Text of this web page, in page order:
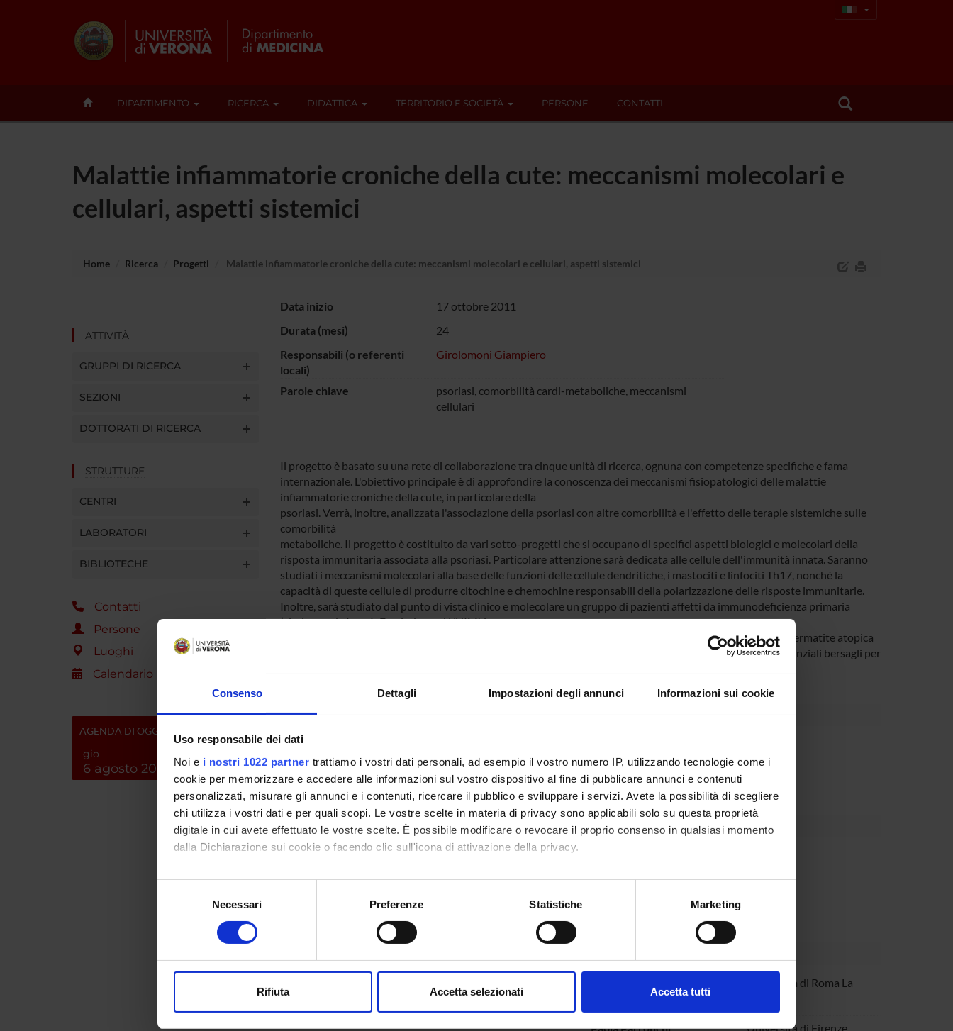
Consenso Dettagli Impostazioni degli annunci Informazioni sui cookie
Uso responsabile dei dati
Noi e i nostri 1022 partner trattiamo i vostri dati personali, ad esempio il vostro numero IP, utilizzando tecnologie come i
cookie per memorizzare e accedere alle informazioni sul vostro dispositivo al fine di pubblicare annunci e contenuti
personalizzati, misurare gli annunci e i contenuti, ricercare il pubblico e sviluppare i servizi. Avete la possibilità di scegliere
chi utilizza i vostri dati e per quali scopi. Le vostre scelte in materia di privacy sono applicabili solo su questa proprietà
digitale in cui avete effettuato le vostre scelte. È possibile modificare o revocare il proprio consenso in qualsiasi momento
dalla Dichiarazione sui cookie o facendo clic sull'icona di attivazione della privacy.
Con il tuo consenso, vorremmo anche:
raccogliere informazioni sulla tua posizione geografica, con un'approssimazione di qualche metro,
digitali).
modificare o ritirare il tuo consenso in qualsiasi momento dalla Dichiarazione sui cookie.
Necessari Preferenze Statistiche Marketing
Rifiuta Accetta selezionati Accetta tutti
DIPARTIMENTO RICERCA DIDATTICA TERRITORIO E SOCIETÀ PERSONE CONTATTI
Malattie infiammatorie croniche della cute: meccanismi molecolari e
cellulari, aspetti sistemici
Home Ricerca Progetti Malattie infiammatorie croniche della cute: meccanismi molecolari e cellulari, aspetti sistemici
ATTIVITÀ
GRUPPI DI RICERCA
SEZIONI
DOTTORATI DI RICERCA
STRUTTURE
CENTRI
LABORATORI
BIBLIOTECHE
Contatti
Persone
Luoghi
Calendario
AGENDA DI OGGI
gio
6 agosto 2026
Data inizio
17 ottobre 2011
Durata (mesi)
24
Responsabili (o referenti
locali)
Girolomoni Giampiero
Parole chiave
psoriasi, comorbilità cardi-metaboliche, meccanismi
cellulari
Il progetto è basato su una rete di collaborazione tra cinque unità di ricerca, ognuna con competenze specifiche e fama
internazionale. L'obiettivo principale è di approfondire la conoscenza dei meccanismi fisiopatologici delle malattie
infiammatorie croniche della cute, in particolare della
psoriasi. Verrà, inoltre, analizzata l'associazione della psoriasi con altre comorbilità e l'effetto delle terapie sistemiche sulle
comorbilità
metaboliche. Il progetto è costituito da vari sotto-progetti che si occupano di specifici aspetti biologici e molecolari della
risposta immunitaria associata alla psoriasi. Particolare attenzione sarà dedicata alle cellule dell'immunità innata. Saranno
studiati i meccanismi molecolari alla base delle funzioni delle cellule dendritiche, i mastociti e linfociti Th17, nonché la
capacità di queste cellule di produrre citochine e chemochine responsabili della polarizzazione delle risposte immunitarie.
Inoltre, sarà studiato dal punto di vista clinico e molecolare un gruppo di pazienti affetti da immunodeficienza primaria
(sindrome da Iper-IgE e sindrome WHIM) in
quanto sono un modello adatto per studiare la fisiopatologia di malattie cutanee infiammatorie, tra cui la dermatite atopica
e la psoriasi. Il progetto ha il forte intento di collegare la ricerca di base e clinica, al fine di trovare nuovi potenziali bersagli per
ENTI FINANZIATORI:
Ministero dell'Istruzione
dell'Università e della
Ricerca
PARTECIPANTI AL PROGETTO
Micol Del Giglio Ricercatore
Daniela Bosisio Università di Brescia
Univeristà di Roma La
Paola Parronchi Università di Firenze